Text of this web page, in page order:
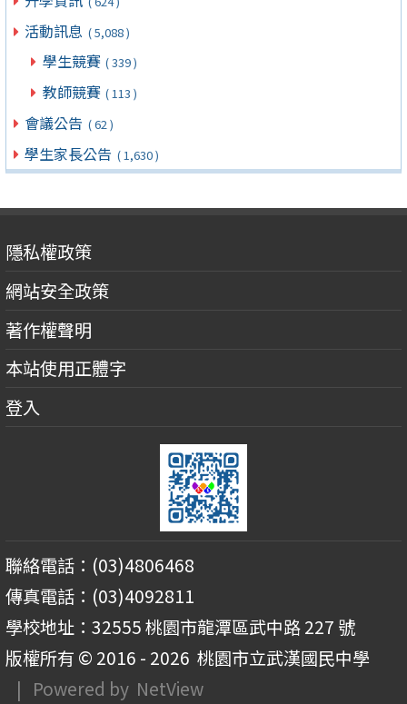
活動訊息 ( 5,088 )
學生競賽 ( 339 )
教師競賽 ( 113 )
會議公告 ( 62 )
學生家長公告 ( 1,630 )
隱私權政策
網站安全政策
著作權聲明
本站使用正體字
登入
聯絡電話：(03)4806468
傳真電話：(03)4092811
學校地址：32555 桃園市龍潭區武中路 227 號
版權所有 © 2016 - 2026 桃園市立武漢國民中學
| Powered by NetView